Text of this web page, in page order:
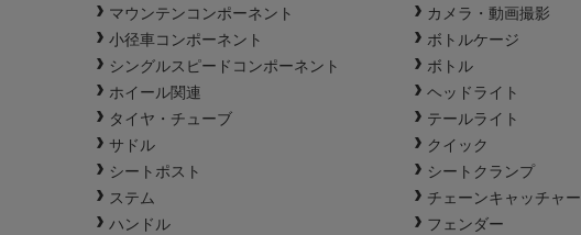
マウンテンコンポーネント
小径車コンポーネント
シングルスピードコンポーネント
ホイール関連
タイヤ・チューブ
サドル
シートポスト
ステム
ハンドル
カメラ・動画撮影
ボトルケージ
ボトル
ヘッドライト
テールライト
クイック
シートクランプ
チェーンキャッチャー
フェンダー